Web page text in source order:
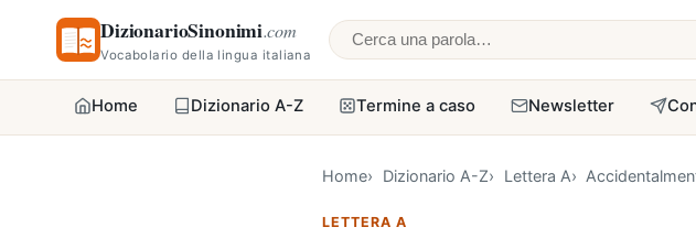
DizionarioSinonimi.com
Vocabolario della lingua italiana Cerca una parola
Home Dizionario A-Z Termine a caso Newsletter
Home Dizionario A-Z Lettera A
LETTERA A